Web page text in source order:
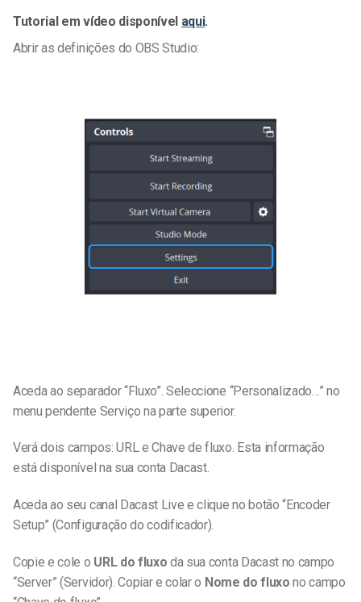
Tutorial em vídeo disponível aqui.
Abrir as definições do OBS Studio:
Aceda ao separador “Fluxo”. Seleccione “Personalizado…” no
menu pendente Serviço na parte superior.
Verá dois campos: URL e Chave de fluxo. Esta informação
está disponível na sua conta Dacast.
Aceda ao seu canal Dacast Live e clique no botão “Encoder
Setup” (Configuração do codificador).
Copie e cole o URL do fluxo da sua conta Dacast no campo
“Server” (Servidor). Copiar e colar o Nome do fluxono campo